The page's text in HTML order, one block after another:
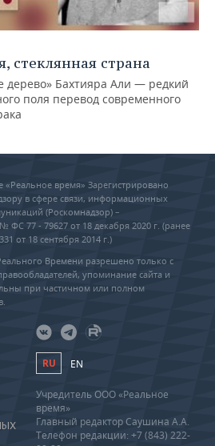
стеклянная страна
дерево» Бахтияра Али — редкий
поля перевод современного
«Реальное время» Зарегистрировано
в сфере связи, информационных
(Роскомнадзор) –
77 - 79627 от 18 декабря 2020 г. (ранее
от 18 сентября 2014 г.)
Времени разрешено только с
упоминание сайта и
при частичном или полном
RU EN
Учредитель ООО «Реальное
время»
Главный редактор Саушина А.А.
Телефон редакции: +7 (843) 222-